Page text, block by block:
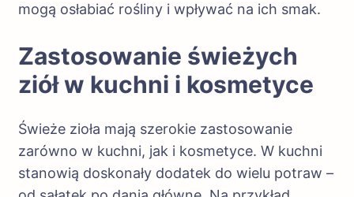
mogą osłabiać rośliny i wpływać na ich smak.
Zastosowanie świeżych
ziół w kuchni i kosmetyce
Świeże zioła mają szerokie zastosowanie
zarówno w kuchni, jak i kosmetyce. W kuchni
stanowią doskonały dodatek do wielu potraw –